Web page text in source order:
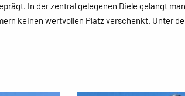
In der zentral gelegenen Diele gelangt
keinen wertvollen Platz verschenkt. Unter